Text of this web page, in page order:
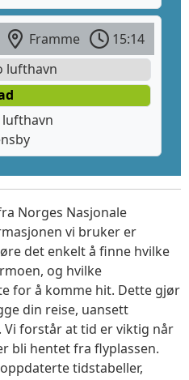
Framme
15:14
lufthavn
lufthavn
Norges Nasjonale
vi bruker er
det enkelt å finne hvilke
og hvilke
for å komme hit. Dette gjør
din reise, uansett
forstår at tid er viktig når
bli hentet fra flyplassen.
tidstabeller,